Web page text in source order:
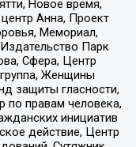
Новое время,
Анна, Проект
Мемориал,
Парк
Сфера, Центр
Женщины
защиты гласности,
по правам человека,
инициатив
действие, Центр